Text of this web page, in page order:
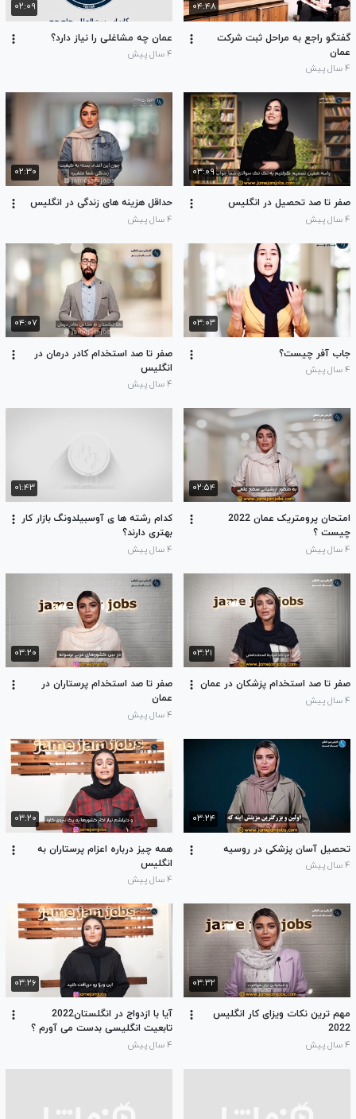
۰۴:۴۸
گفتگو راجع به مراحل ثبت شرکت
عمان
۴ سال پیش
۰۲:۰۹
عمان چه مشاغلی را نیاز دارد؟
۴ سال پیش
۰۳:۰۹
صفر تا صد تحصیل در انگلیس
۴ سال پیش
۰۲:۳۰
حداقل هزینه های زندگی در انگلیس
۴ سال پیش
۰۳:۰۳
جاب آفر چیست؟
۴ سال پیش
۰۴:۰۷
صفر تا صد استخدام کادر درمان در
انگلیس
۴ سال پیش
۰۲:۵۴
امتحان پرومتریک عمان 2022
چیست ؟
۴ سال پیش
۰۱:۴۳
کدام رشته ها ی آوسبیلدونگ بازار کار
بهتری دارند؟
۴ سال پیش
۰۳:۲۱
صفر تا صد استخدام پزشکان در عمان
۴ سال پیش
۰۳:۲۰
صفر تا صد استخدام پرستاران در
عمان
۴ سال پیش
۰۳:۲۴
تحصیل آسان پزشکی در روسیه
۴ سال پیش
۰۳:۲۰
همه چیز درباره اعزام پرستاران به
انگلیس
۴ سال پیش
۰۳:۳۲
مهم ترین نکات ویزای کار انگلیس
2022
۴ سال پیش
۰۳:۲۶
آیا با ازدواج در انگلستان2022
تابعیت انگلیسی بدست می آورم ؟
۴ سال پیش